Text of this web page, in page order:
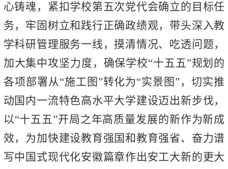
心铸魂，紧扣学校第五次党代会确立的目标任
务，牢固树立和践行正确政绩观，带头深入教
学科研管理服务一线，摸清情况、吃透问题，
加大集中攻坚力度，确保学校“十五五”规划的
各项部署从“施工图”转化为“实景图”，切实推
动国内一流特色高水平大学建设迈出新步伐，
以“十五五”开局之年高质量发展的新作为新成
效，为加快建设教育强国和教育强省、奋力谱
写中国式现代化安徽篇章作出安工大新的更大